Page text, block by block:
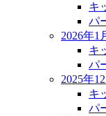
キ
パ
2026年1
キ
パ
2025年
キ
パ